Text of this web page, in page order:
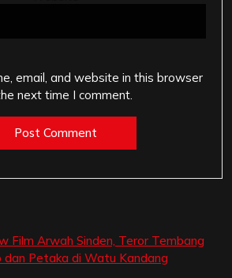
email, and website in this browser
next time I comment.
Film Arwah Sinden, Teror Tembang
dan Petaka di Watu Kandang